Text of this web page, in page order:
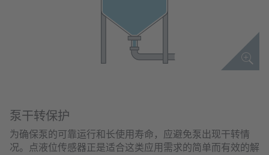
泵干转保护
为确保泵的可靠运行和长使用寿命，应避免泵出现干转情
况。点液位传感器正是适合这类应用需求的简单而有效的解